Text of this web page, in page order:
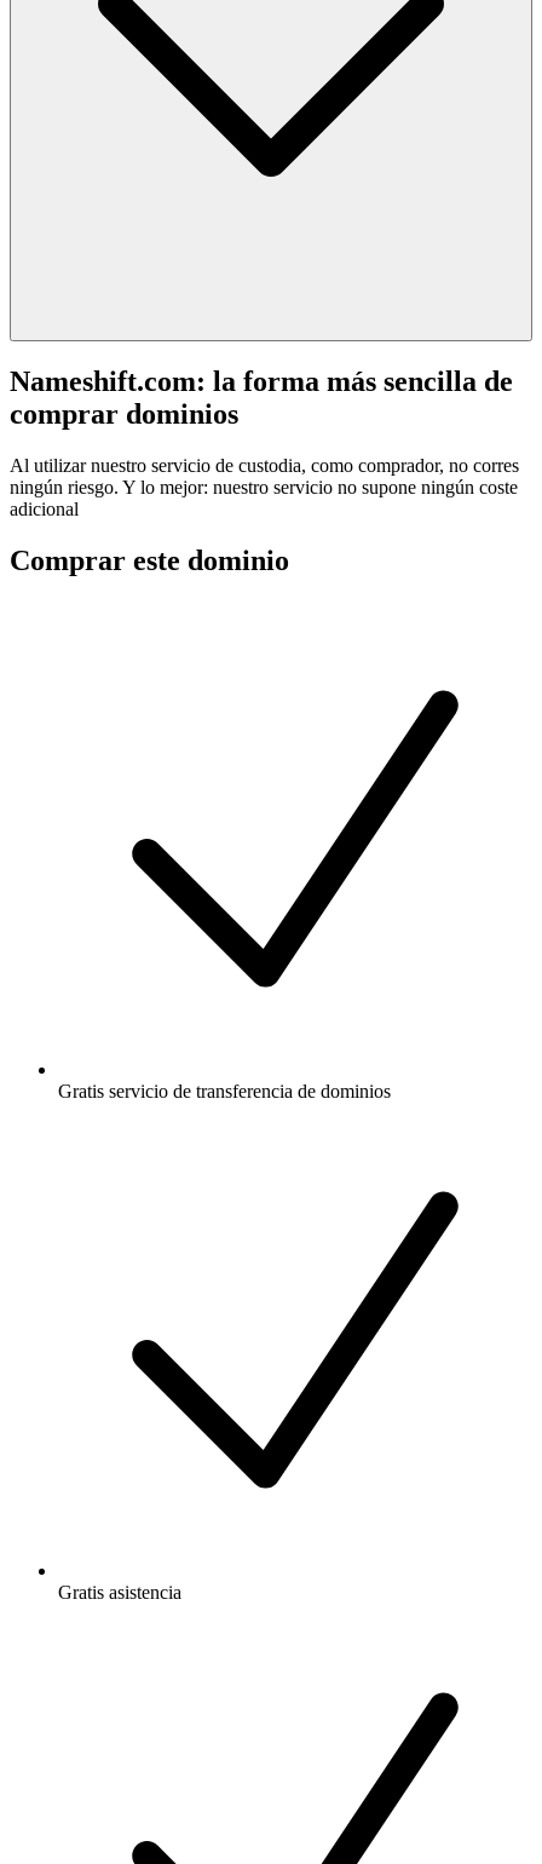
Nameshift.com: la forma más sencilla de
comprar dominios
Al utilizar nuestro servicio de custodia, como comprador, no corres
ningún riesgo. Y lo mejor: nuestro servicio no supone ningún coste
adicional
Comprar este dominio
Gratis servicio de transferencia de dominios
Gratis asistencia